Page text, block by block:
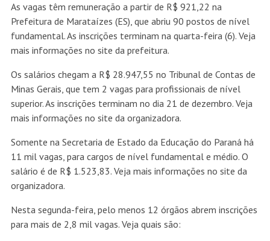
As vagas têm remuneração a partir de R$ 921,22 na
Prefeitura de Marataízes (ES), que abriu 90 postos de nível
fundamental. As inscrições terminam na quarta-feira (6). Veja
mais informações no site da prefeitura.
Os salários chegam a R$ 28.947,55 no Tribunal de Contas de
Minas Gerais, que tem 2 vagas para profissionais de nível
superior. As inscrições terminam no dia 21 de dezembro. Veja
mais informações no site da organizadora.
Somente na Secretaria de Estado da Educação do Paraná há
11 mil vagas, para cargos de nível fundamental e médio. O
salário é de R$ 1.523,83. Veja mais informações no site da
organizadora.
Nesta segunda-feira, pelo menos 12 órgãos abrem inscrições
para mais de 2,8 mil vagas. Veja quais são: